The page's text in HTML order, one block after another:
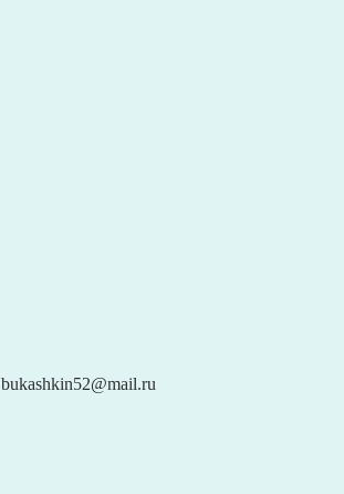
bukashkin52@mail.ru